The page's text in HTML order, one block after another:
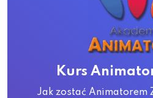
Kurs
Jak zostać Animatorem